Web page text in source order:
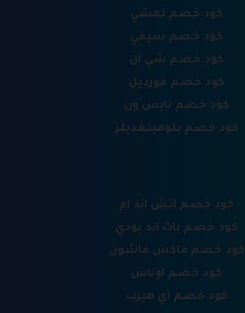
كود خصم نمشي
كود خصم سيفي
كود خصم شي ان
كود خصم فورديل
كود خصم نايس ون
كود خصم بلومينغديلز
كود خصم اتش اند ام
كود خصم باث اند بودي
كود خصم ماكس فاشون
كود خصم اوناس
كود خصم اي هيرب